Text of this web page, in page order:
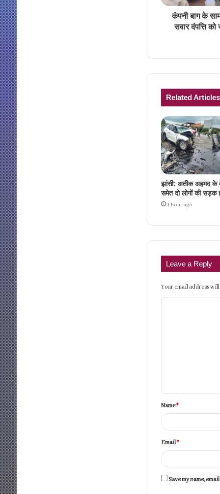
कंपनी बाग के
सवार दंपत्ति
Related Articles
झांसी: अतीक अहमद के
समेत दो लोगों की सड़क
1 hour ago
Leave a Reply
Your email address
t
*Name*
Email*
Save my name,